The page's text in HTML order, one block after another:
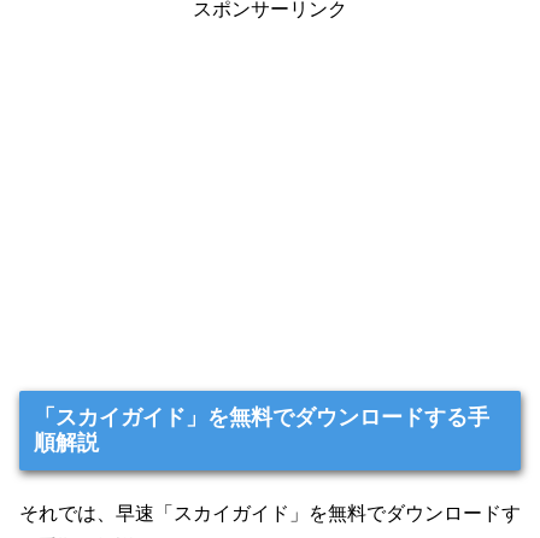
スポンサーリンク
「スカイガイド」を無料でダウンロードする手
順解説
それでは、早速「スカイガイド」を無料でダウンロードす